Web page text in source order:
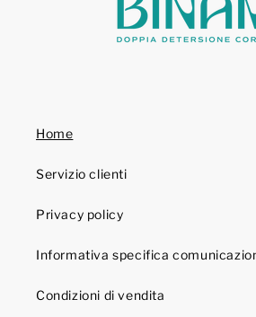
Home
Servizio clienti
Privacy policy
Informativa specifica
Condizioni di vendita